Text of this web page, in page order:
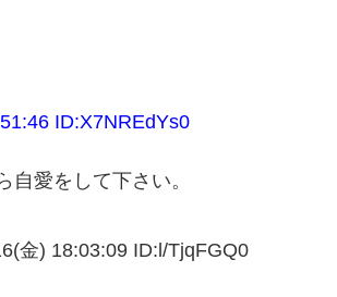
ID:X7NREdYs0
自愛をして下さい。
金) 18:03:09 ID:l/TjqFGQ0